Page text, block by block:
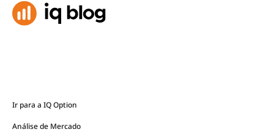
Ir para a IQ Option
Análise de Mercado